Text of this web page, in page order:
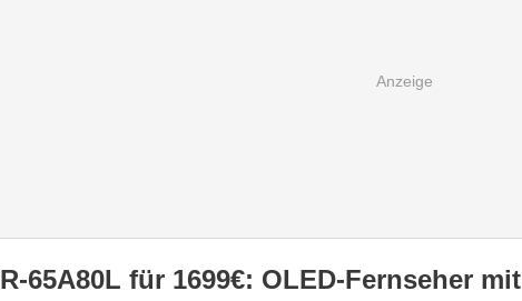
65A80L für 1699€: OLED-Fernseher mit